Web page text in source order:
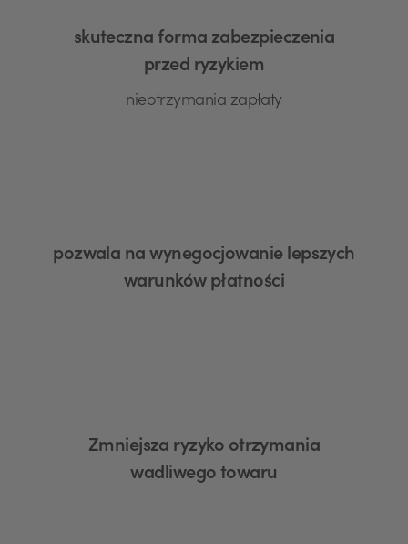
skuteczna forma zabezpieczenia
przed ryzykiem
nieotrzymania zapłaty
pozwala na wynegocjowanie lepszych
warunków płatności
Zmniejsza ryzyko otrzymania
wadliwego towaru